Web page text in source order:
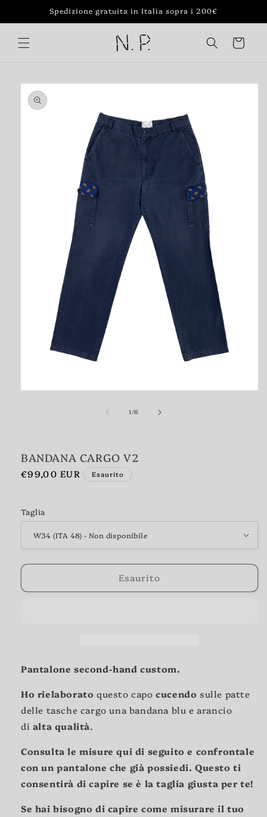
direttamente
ai contenuti
Spedizione gratuita in Italia sopra i 200€
Carrello
Passa alle
informazioni
sul prodotto
contenuti
1/su
6
BANDANA CARGO V2
Prezzo
€99,00 EUR Esaurito
Taglia
Esaurito
Pantalone second-hand custom.
Ho rielaborato questo capocucendo sulle patte
delle tasche cargo una bandana blu e arancio
di alta qualità.
Consulta le misure qui di seguito e confrontale
con un pantalone che già possiedi. Questo ti
consentirà di capire se è la taglia giusta per te!
Se hai bisogno di capire come misurare il tuo